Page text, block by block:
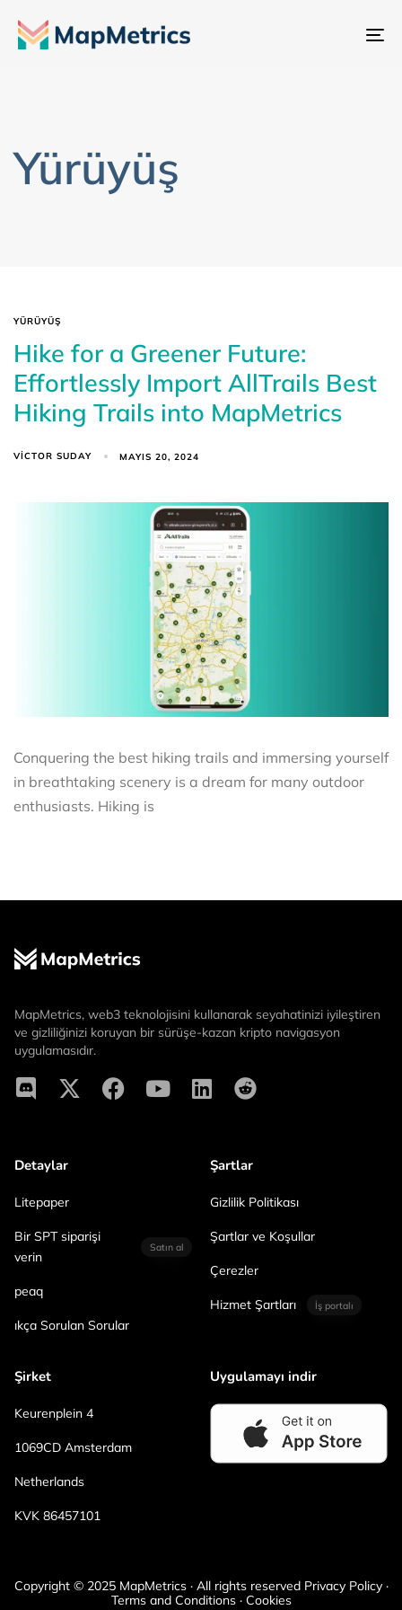
Yürüyüş
YÜRÜYÜŞ
Hike for a Greener Future:
Effortlessly Import AllTrails Best
Hiking Trails into MapMetrics
VICTOR SUDAY MAYIS 20, 2024
Conquering the best hiking trails and immersing yourself
in breathtaking scenery is a dream for many outdoor
enthusiasts. Hiking is
MapMetrics, web3 teknolojisini kullanarak seyahatinizi iyileştiren
ve gizliliğinizi koruyan bir sürüşe-kazan kripto navigasyon
uygulamasıdır.
Detaylar
Litepaper
Bir SPT siparişi
verin
Satın al
peaq
ıkça Sorulan Sorular
Şartlar
Gizlilik Politikası
Şartlar ve Koşullar
Çerezler
Hizmet Şartları İş portalı
Şirket
Keurenplein 4
1069CD Amsterdam
Netherlands
KVK 86457101
Uygulamayı indir
Copyright © 2025 MapMetrics · All rights reserved Privacy Policy ·
Terms and Conditions · Cookies